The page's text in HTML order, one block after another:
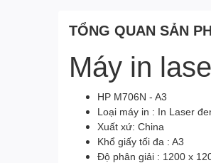
TỔNG QUAN SẢN
Máy in
HP M706N - A3
Loại máy in : In Laser
Xuất xứ: China
Khổ giấy tối đa : A3
Độ phân giải : 1200 x